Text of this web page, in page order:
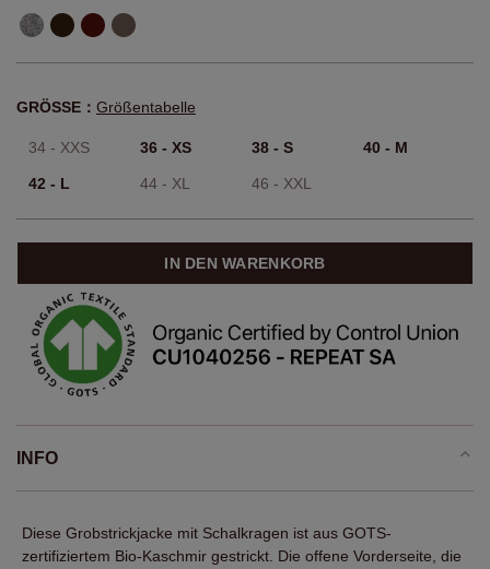
GRÖSSE： Größentabelle
34 - XXS 36 - XS 38 - S 40 - M
42 - L 44 - XL 46 - XXL
IN DEN WARENKORB
INFO
Diese Grobstrickjacke mit Schalkragen ist aus GOTS-
zertifiziertem Bio-Kaschmir gestrickt. Die offene Vorderseite, die